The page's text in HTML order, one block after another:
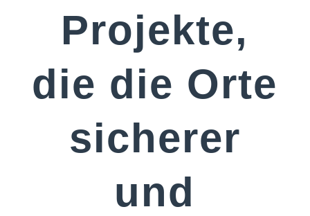
Projekte,
die die Orte
sicherer
und